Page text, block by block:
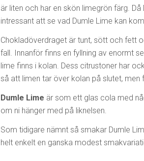
är liten och har en skön limegrön färg.
intressant att se vad Dumle Lime kan
Chokladöverdraget är tunt, sött och fett
fall. Innanför finns en fyllning av enormt
lime finns i kolan. Dess citrustoner har
så att limen tar över kolan på slutet,
Dumle Lime är som ett glas cola med
om ni hänger med på liknelsen.
Som tidigare nämnt så smakar Dumle
helt enkelt en ganska modest